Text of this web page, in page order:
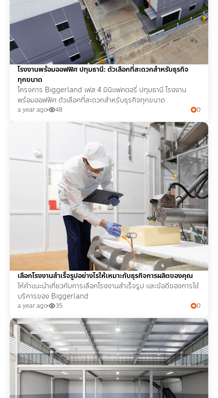
โรงงานพร้อมออฟฟิศ ปทุมธานี: ตัวเลือกที่สะดวกสำหรับธุรกิจ
ทุกขนาด
โครงการ Biggerland เฟส 4 มินิแฟคตอรี่ ปทุมธานี โรงงาน
พร้อมออฟฟิศ ตัวเลือกที่สะดวกสำหรับธุรกิจทุกขนาด
a year ago 48 0
เลือกโรงงานสำเร็จรูปอย่างไรให้เหมาะกับธุรกิจการผลิตของคุณ
ให้คำแนะนำเกี่ยวกับการเลือกโรงงานสำเร็จรูป และข้อดีของการใช้
บริการของ Biggerland
a year ago 35 0